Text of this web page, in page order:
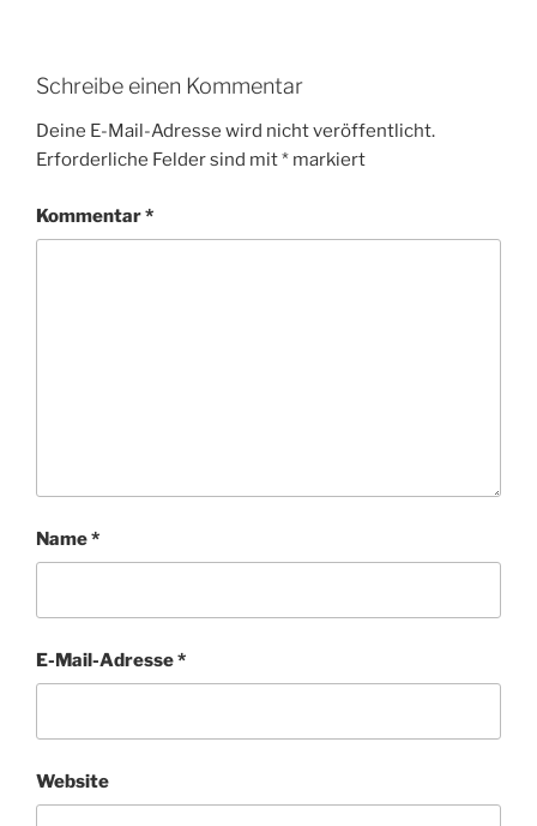
Schreibe einen Kommentar
Deine E-Mail-Adresse wird nicht veröffentlicht.
Erforderliche Felder sind mit* markiert
Kommentar*
Name*
E-Mail-Adresse*
Website